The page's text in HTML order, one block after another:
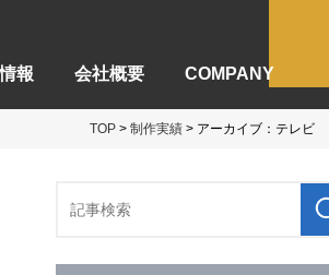
報 会社概要 COMPANY
TOP > 制作実績 > アーカイブ：テレビ